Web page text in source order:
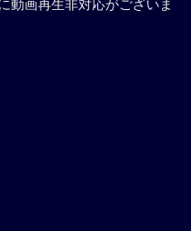
動画再生非対応がございま